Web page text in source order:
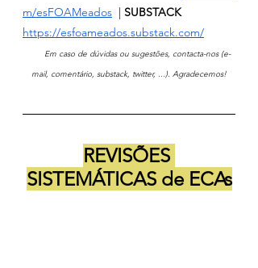
m/esFOAMeados | SUBSTACK
https://esfoameados.substack.com/
Em caso de dúvidas ou sugestões, contacta-nos (e-
mail, comentário, substack, twitter, ...). Agradecemos!
REVISÕES
SISTEMÁTICAS de ECAs